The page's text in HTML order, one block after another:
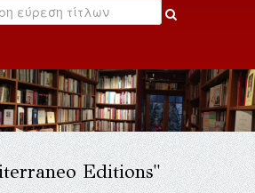
Editions"